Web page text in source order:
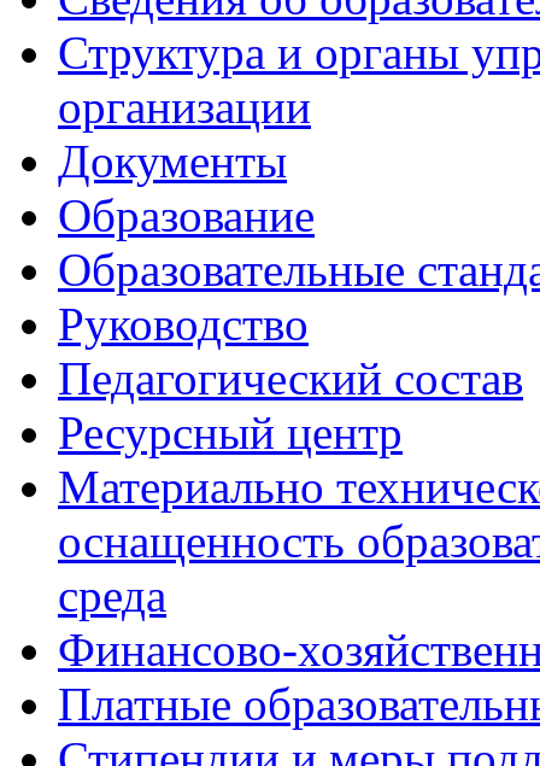
Структура и органы
организации
Документы
Образование
Образовательные
Руководство
Педагогический состав
Ресурсный центр
Материально
оснащенность
среда
Финансово-
Платные